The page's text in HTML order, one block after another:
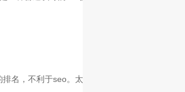
名，不利于seo。太多的内部链接可能会不利于